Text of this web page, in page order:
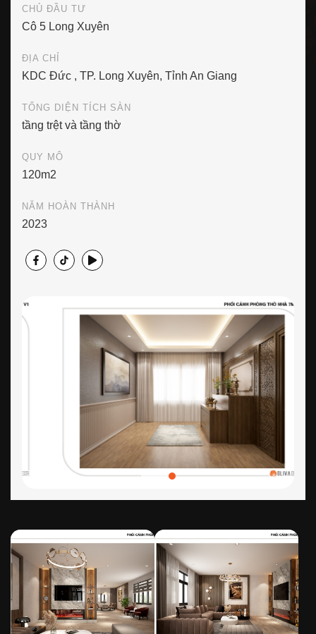
CHỦ ĐẦU TƯ
Cô 5 Long Xuyên
ĐỊA CHỈ
KDC Đức , TP. Long Xuyên, Tỉnh An Giang
TỔNG DIỆN TÍCH SÀN
tầng trệt và tầng thờ
QUY MÔ
120m2
NĂM HOÀN THÀNH
2023